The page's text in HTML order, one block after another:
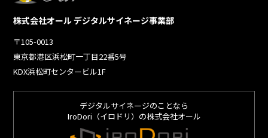
株式会社オール デジタルサイネージ事業部
〒105-0013
東京都港区浜松町一丁目22番5号
KDX浜松町センタービル1F
デジタルサイネージのことなら
IroDori（イロドリ）の株式会社オール